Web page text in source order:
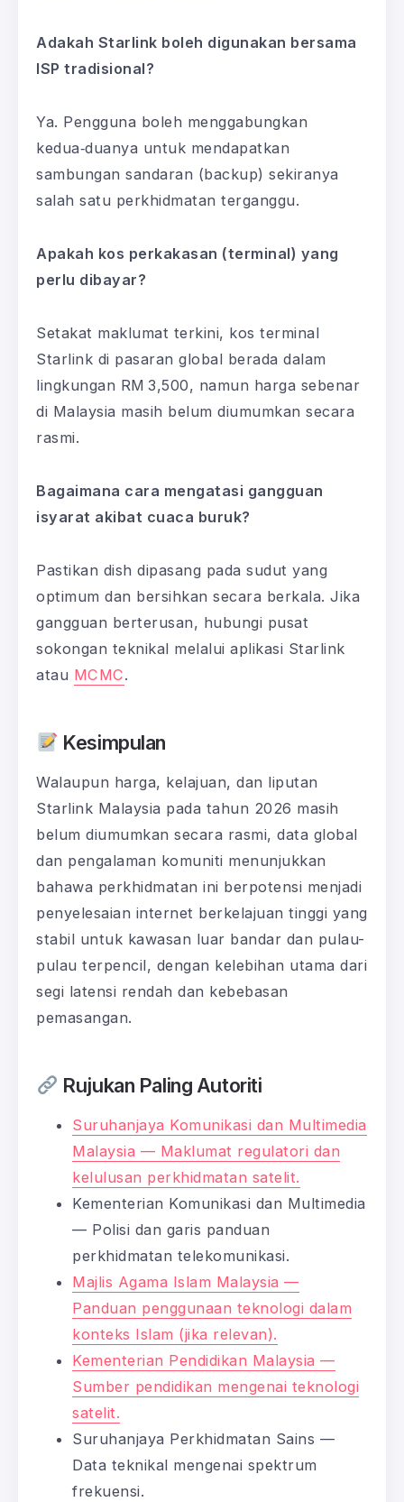
Adakah Starlink boleh digunakan bersama
ISP tradisional?
Ya. Pengguna boleh menggabungkan
kedua‑duanya untuk mendapatkan
sambungan sandaran (backup) sekiranya
salah satu perkhidmatan terganggu.
Apakah kos perkakasan (terminal) yang
perlu dibayar?
Setakat maklumat terkini, kos terminal
Starlink di pasaran global berada dalam
lingkungan RM 3,500, namun harga sebenar
di Malaysia masih belum diumumkan secara
rasmi.
Bagaimana cara mengatasi gangguan
isyarat akibat cuaca buruk?
Pastikan dish dipasang pada sudut yang
optimum dan bersihkan secara berkala. Jika
gangguan berterusan, hubungi pusat
sokongan teknikal melalui aplikasi Starlink
atau MCMC.
Kesimpulan
Walaupun harga, kelajuan, dan liputan
Starlink Malaysia pada tahun 2026 masih
belum diumumkan secara rasmi, data global
dan pengalaman komuniti menunjukkan
bahawa perkhidmatan ini berpotensi menjadi
penyelesaian internet berkelajuan tinggi yang
stabil untuk kawasan luar bandar dan pulau-
pulau terpencil, dengan kelebihan utama dari
segi latensi rendah dan kebebasan
pemasangan.
Rujukan Paling Autoriti
Suruhanjaya Komunikasi dan Multimedia
Malaysia — Maklumat regulatori dan
kelulusan perkhidmatan satelit.
Kementerian Komunikasi dan Multimedia
— Polisi dan garis panduan
perkhidmatan telekomunikasi.
Majlis Agama Islam Malaysia —
Panduan penggunaan teknologi dalam
konteks Islam (jika relevan).
Kementerian Pendidikan Malaysia —
Sumber pendidikan mengenai teknologi
satelit.
Suruhanjaya Perkhidmatan Sains —
Data teknikal mengenai spektrum
frekuensi.